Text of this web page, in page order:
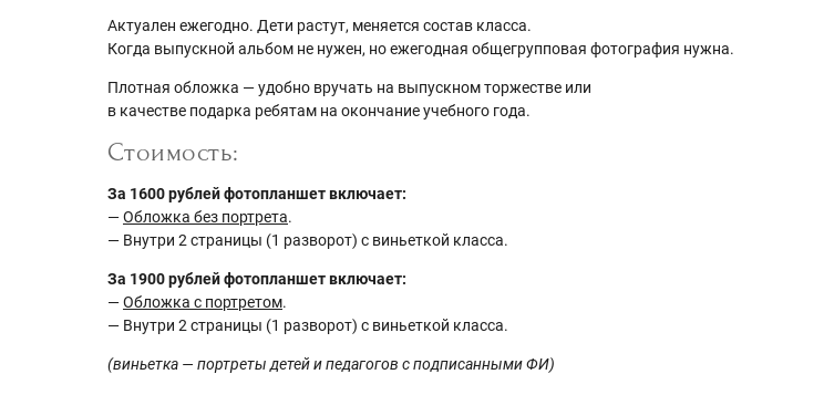
Актуален ежегодно. Дети растут, меняется состав класса.
Когда выпускной альбом не нужен, но ежегодная общегрупповая фотография нужна.
Плотная обложка — удобно вручать на выпускном торжестве или
в качестве подарка ребятам на окончание учебного года.
Стоимость:
За 1600 рублей фотопланшет включает:
—Обложка без портрета.
— Внутри 2 страницы (1 разворот) с виньеткой класса.
За 1900 рублей фотопланшет включает:
—Обложка с портретом.
— Внутри 2 страницы (1 разворот) с виньеткой класса.
(виньетка — портреты детей и педагогов с подписанными ФИ)